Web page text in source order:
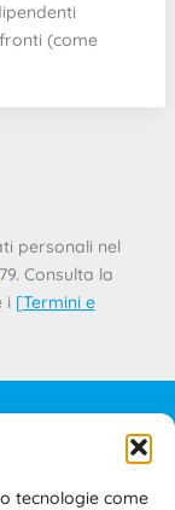
tecnologie come
(come
personali nel
Consulta la
i [Termini e